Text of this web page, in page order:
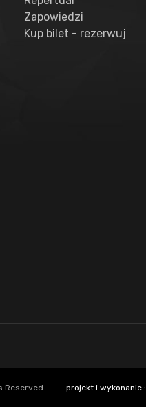
Zapowiedzi
Kup bilet - rezerwuj
Reserved projekt i wykonanie :